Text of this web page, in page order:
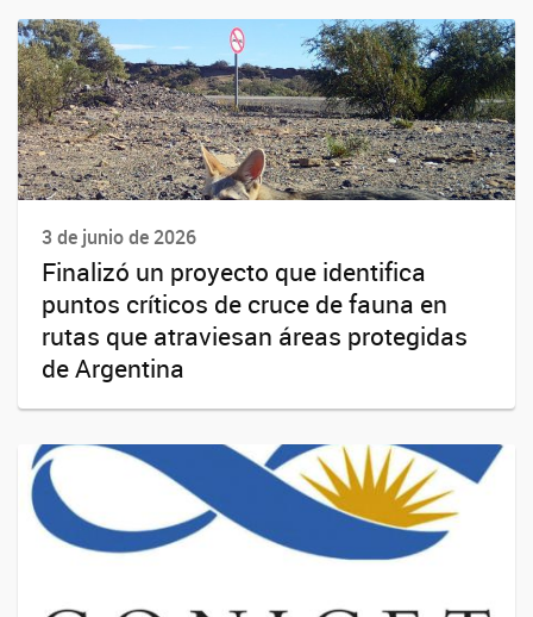
3 de junio de 2026
Finalizó un proyecto que identifica
puntos críticos de cruce de fauna en
rutas que atraviesan áreas protegidas
de Argentina